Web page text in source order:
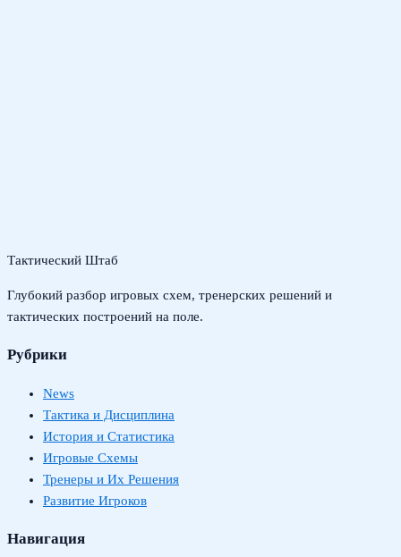
Тактический Штаб
Глубокий разбор игровых схем, тренерских решений и
тактических построений на поле.
Рубрики
News
Тактика и Дисциплина
История и Статистика
Игровые Схемы
Тренеры и Их Решения
Развитие Игроков
Навигация